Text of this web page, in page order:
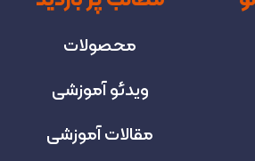
محصولات
ویدئو آموزشی
مقالات آموزشی